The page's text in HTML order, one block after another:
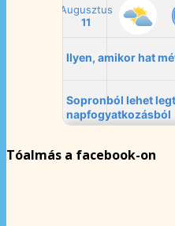
Tóalmás a facebook-on